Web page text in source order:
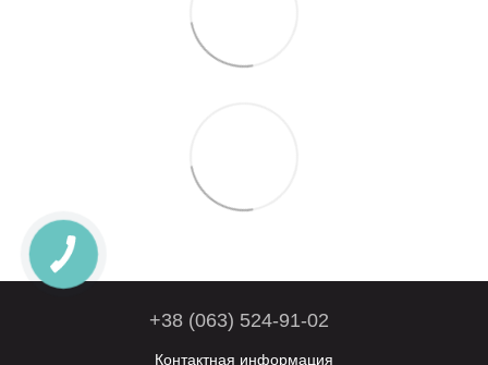
+38 (063) 524-91-02
Контактная информация